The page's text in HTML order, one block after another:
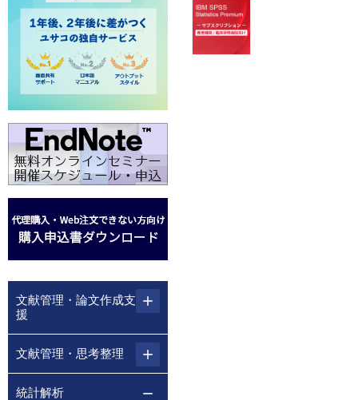
文献管理・論文作成支
援
文献管理・思考整理
統計解析